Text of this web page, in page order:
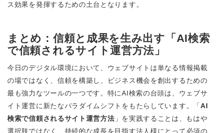
ス効果を発揮するための土台となります。
まとめ：信頼と成果を生み出す「AI検索
で信頼されるサイト運営方法」
今日のデジタル環境において、ウェブサイトは単なる情報掲載
の場ではなく、信頼を構築し、ビジネス機会を創出するための
最も強力なツールの一つです。特にAI検索の台頭は、ウェブサ
イト運営に新たなパラダイムシフトをもたらしています。「AI
検索で信頼されるサイト運営方法 」を実践することは、もはや
選択肢ではなく、持続的な成長を目指す法人様にとって必須の